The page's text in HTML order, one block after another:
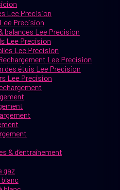
Lee Precision
Precision
balances Lee Precision
Lee Precision
Lee Precision
Lee Precision
des étuis Lee Precision
Lee Precision
& d’entraînement
gaz